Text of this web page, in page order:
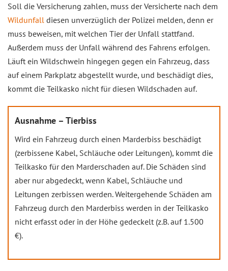
Soll die Versicherung zahlen, muss der Versicherte nach dem
Wildunfall diesen unverzüglich der Polizei melden, denn er
muss beweisen, mit welchen Tier der Unfall stattfand.
Außerdem muss der Unfall während des Fahrens erfolgen.
Läuft ein Wildschwein hingegen gegen ein Fahrzeug, dass
auf einem Parkplatz abgestellt wurde, und beschädigt dies,
kommt die Teilkasko nicht für diesen Wildschaden auf.
Ausnahme – Tierbiss
Wird ein Fahrzeug durch einen Marderbiss beschädigt
(zerbissene Kabel, Schläuche oder Leitungen), kommt die
Teilkasko für den Marderschaden auf. Die Schäden sind
aber nur abgedeckt, wenn Kabel, Schläuche und
Leitungen zerbissen werden. Weitergehende Schäden am
Fahrzeug durch den Marderbiss werden in der Teilkasko
nicht erfasst oder in der Höhe gedeckelt (z.B. auf 1.500
€).